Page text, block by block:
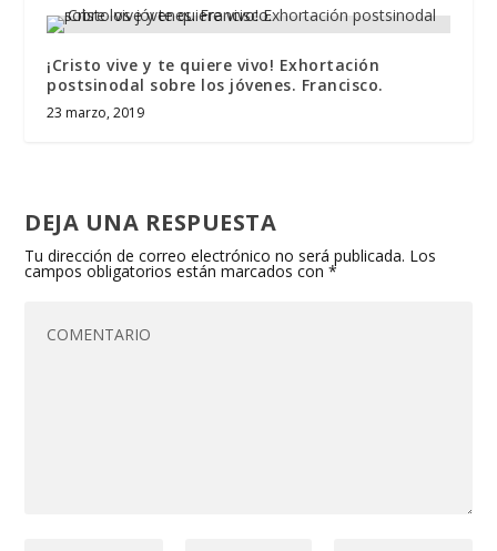
¡Cristo vive y te quiere vivo! Exhortación
postsinodal sobre los jóvenes. Francisco.
23 marzo, 2019
DEJA UNA RESPUESTA
Tu dirección de correo electrónico no será publicada. Los
campos obligatorios están marcados con*